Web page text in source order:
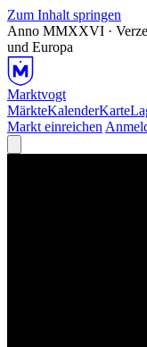
Zum Inhalt springen
Anno MMXXVI ·
und Europa
Marktvogt
MärkteKalenderKarte
Markt einreichen